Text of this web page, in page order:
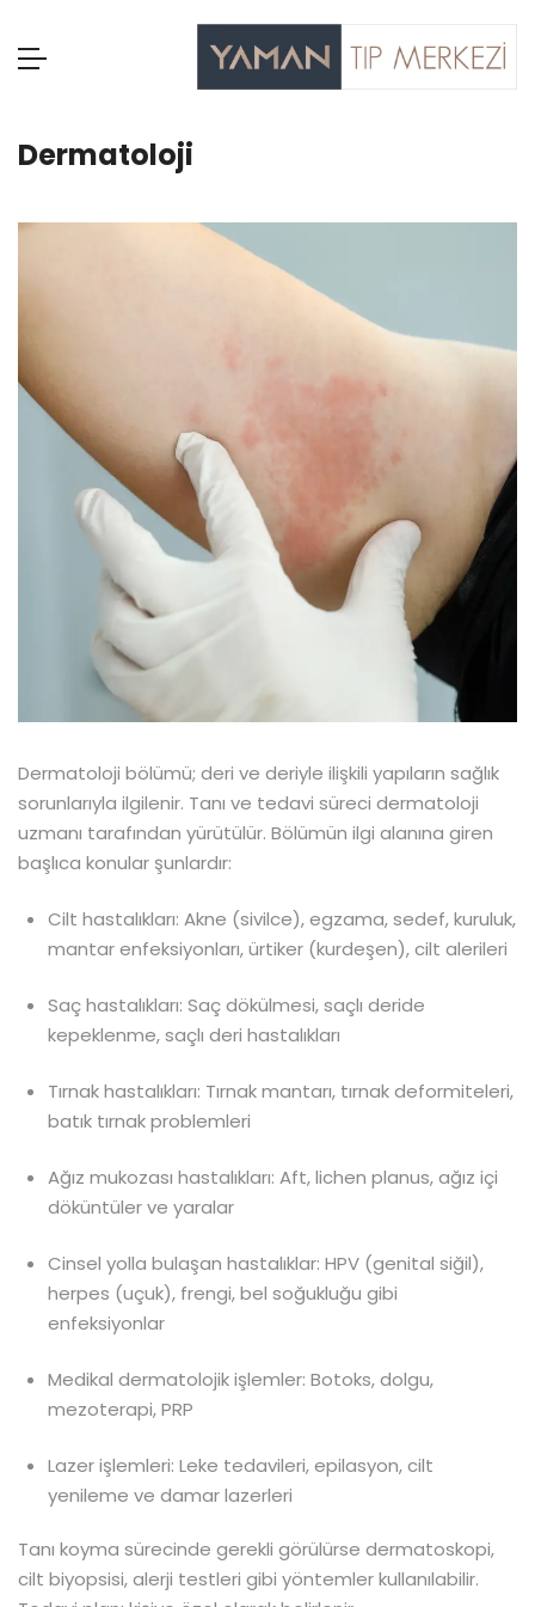
Dermatoloji
Dermatoloji bölümü; deri ve deriyle ilişkili yapıların sağlık
sorunlarıyla ilgilenir. Tanı ve tedavi süreci dermatoloji
uzmanı tarafından yürütülür. Bölümün ilgi alanına giren
başlıca konular şunlardır:
Cilt hastalıkları: Akne (sivilce), egzama, sedef, kuruluk,
mantar enfeksiyonları, ürtiker (kurdeşen), cilt alerileri
Saç hastalıkları: Saç dökülmesi, saçlı deride
kepeklenme, saçlı deri hastalıkları
Tırnak hastalıkları: Tırnak mantarı, tırnak deformiteleri,
batık tırnak problemleri
Ağız mukozası hastalıkları: Aft, lichen planus, ağız içi
döküntüler ve yaralar
Cinsel yolla bulaşan hastalıklar: HPV (genital siğil),
herpes (uçuk), frengi, bel soğukluğu gibi
enfeksiyonlar
Medikal dermatolojik işlemler: Botoks, dolgu,
mezoterapi, PRP
Lazer işlemleri: Leke tedavileri, epilasyon, cilt
yenileme ve damar lazerleri
Tanı koyma sürecinde gerekli görülürse dermatoskopi,
cilt biyopsisi, alerji testleri gibi yöntemler kullanılabilir.